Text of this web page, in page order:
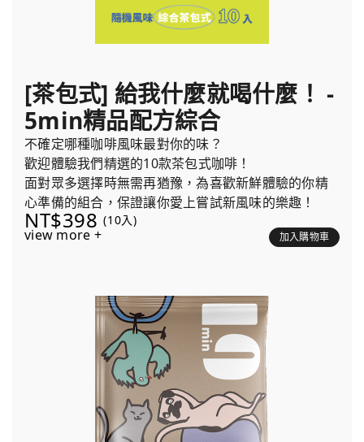
[茶包式] 給我什麼就喝什麼！ -
5min精品配方綜合
不確定哪種咖啡風味最對你的味？
歡迎體驗我們精選的10款茶包式咖啡！
面對眾多選擇時無需再猶豫，為喜歡新鮮體驗的你精
心準備的組合，保證讓你愛上嘗試新風味的樂趣！
NT$398 (10入)
view more + 加入購物車